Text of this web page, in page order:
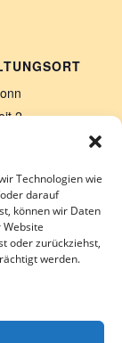
Technologien wie
darauf
können wir Daten
oder zurückziehst,
werden.
2
Website